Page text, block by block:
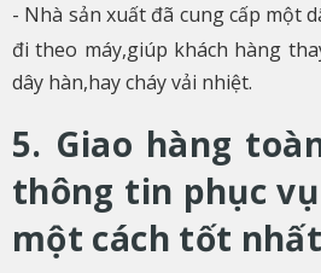
- Nhà sản xuất đã cung cấp một
đi theo máy,giúp khách hàng
dây hàn,hay cháy vải nhiệt.
5. Giao hàng
thông tin phục
một cách tốt nhất